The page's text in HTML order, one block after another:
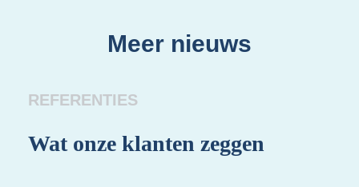
Meer nieuws
REFERENTIES
Wat onze klanten zeggen